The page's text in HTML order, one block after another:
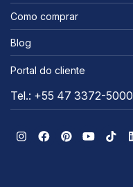
Como comprar
Blog
Portal do cliente
Tel.: +55 47 3372-5000